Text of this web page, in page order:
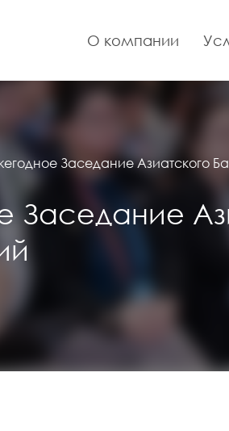
О компании
Заседание Азиатского
Заседание